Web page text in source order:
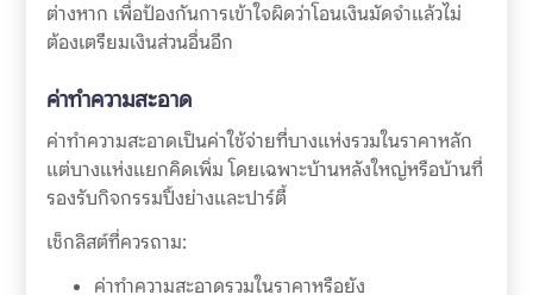
ต่างหาก เพื่อป้องกันการเข้าใจผิดว่าโอนเงินมัดจำแล้วไม่
ต้องเตรียมเงินส่วนอื่นอีก
ค่าทำความสะอาด
ค่าทำความสะอาดเป็นค่าใช้จ่ายที่บางแห่งรวมในราคาหลัก
แต่บางแห่งแยกคิดเพิ่ม โดยเฉพาะบ้านหลังใหญ่หรือบ้านที่
รองรับกิจกรรมปิ้งย่างและปาร์ตี้
เช็กลิสต์ที่ควรถาม:
ค่าทำความสะอาดรวมในราคาหรือยัง